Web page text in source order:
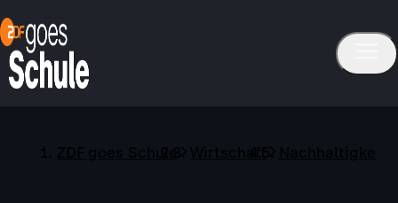
ZDF goes Schule Wirtschaft Nachhaltigkeit